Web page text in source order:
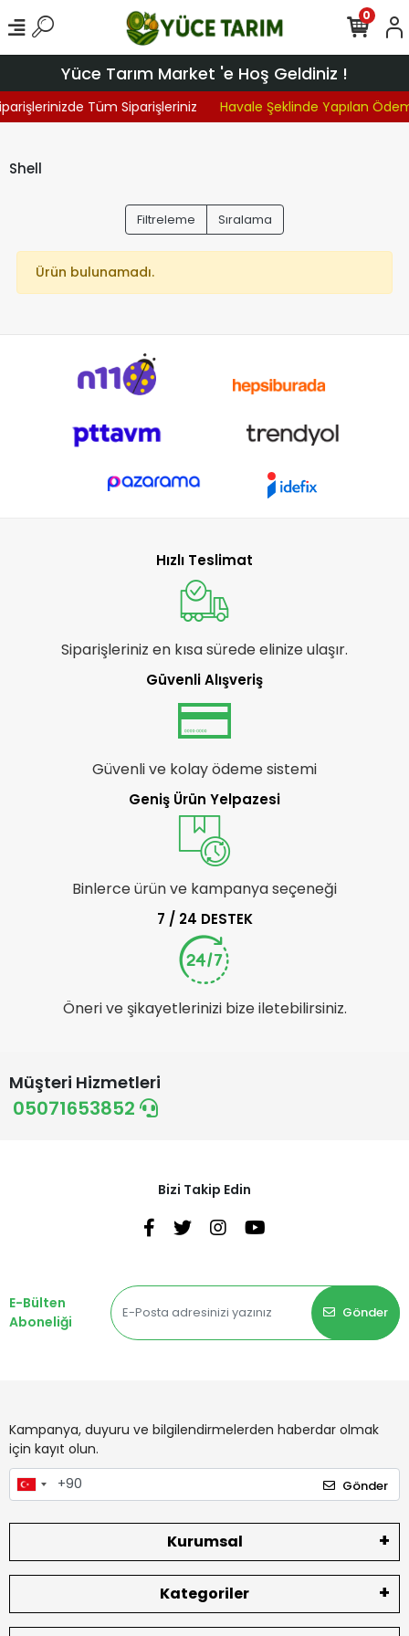
Yüce Tarım Market 'e Hoş Geldiniz !
Tüm Siparişleriniz Havale Şeklinde Yapılan
0
Shell
Filtreleme Sıralama
Ürün bulunamadı.
Hızlı Teslimat
Siparişleriniz en kısa sürede elinize ulaşır.
Güvenli Alışveriş
Güvenli ve kolay ödeme sistemi
Geniş Ürün Yelpazesi
Binlerce ürün ve kampanya seçeneği
7 / 24 DESTEK
Öneri ve şikayetlerinizi bize iletebilirsiniz.
Müşteri Hizmetleri
05071653852
Bizi Takip Edin
E-Bülten
Aboneliği
Gönder
Kampanya, duyuru ve bilgilendirmelerden haberdar olmak
için kayıt olun.
Gönder
Kurumsal
Kategoriler